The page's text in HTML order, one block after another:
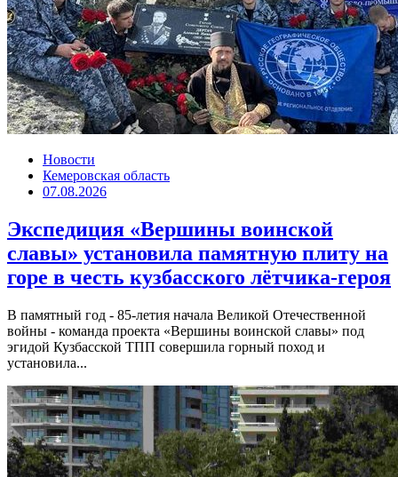
Новости
Кемеровская область
07.08.2026
Экспедиция «Вершины воинской
славы» установила памятную плиту на
горе в честь кузбасского лётчика-героя
В памятный год - 85-летия начала Великой Отечественной
войны - команда проекта «Вершины воинской славы» под
эгидой Кузбасской ТПП совершила горный поход и
установила...